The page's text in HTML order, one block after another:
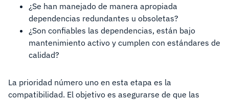
¿Se han manejado de manera apropiada
dependencias redundantes u obsoletas?
¿Son confiables las dependencias, están bajo
mantenimiento activo y cumplen con estándares de
calidad?
La prioridad número uno en esta etapa es la
compatibilidad. El objetivo es asegurarse de que las